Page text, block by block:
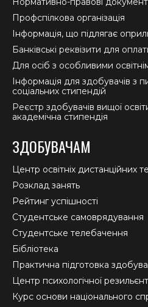
Профспілкова організація
Інформація, що підлягає
Банківські реквізити для
Для осіб з особливими
Інформація для здобувачів з
соціальних стипендій
Реєстр здобувачів вищої
академічна стипендія
ЗДОБУВАЧАМ
Центр освітніх дистанційних
Розклад занять
Рейтинг успішності
Студентське самоврядування
Студентське телебачення
Бібліотека
Практична підготовка
Центр психологічної
Курс основи національного